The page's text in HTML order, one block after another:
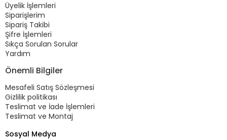
Üyelik İşlemleri
Siparişlerim
Sipariş Takibi
Şifre İşlemleri
Sıkça Sorulan Sorular
Yardım
Önemli Bilgiler
Mesafeli Satış Sözleşmesi
Gizlilik politikası
Teslimat ve İade İşlemleri
Teslimat ve Montaj
Sosyal Medya